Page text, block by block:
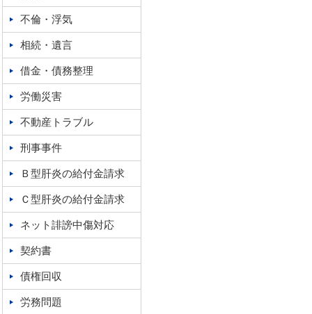
不倫・浮気
相続・遺言
借金・債務整理
労働災害
不動産トラブル
刑事事件
Ｂ型肝炎の給付金請求
Ｃ型肝炎の給付金請求
ネット誹謗中傷対応
契約書
債権回収
労務問題